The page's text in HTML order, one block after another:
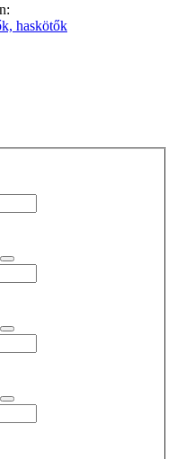
haskötők